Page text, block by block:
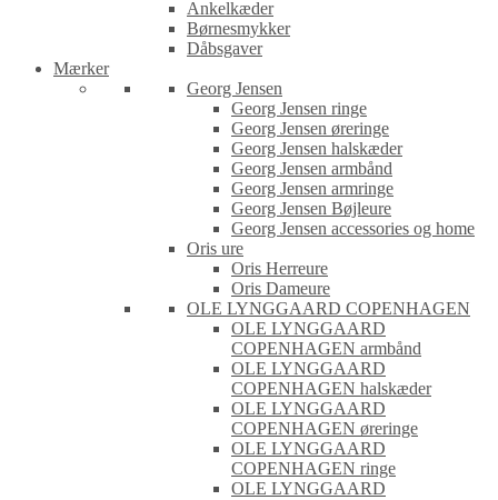
Ankelkæder
Børnesmykker
Dåbsgaver
Mærker
Georg Jensen
Georg Jensen ringe
Georg Jensen øreringe
Georg Jensen halskæder
Georg Jensen armbånd
Georg Jensen armringe
Georg Jensen Bøjleure
Georg Jensen accessories og home
Oris ure
Oris Herreure
Oris Dameure
OLE LYNGGAARD COPENHAGEN
OLE LYNGGAARD
COPENHAGEN armbånd
OLE LYNGGAARD
COPENHAGEN halskæder
OLE LYNGGAARD
COPENHAGEN øreringe
OLE LYNGGAARD
COPENHAGEN ringe
OLE LYNGGAARD